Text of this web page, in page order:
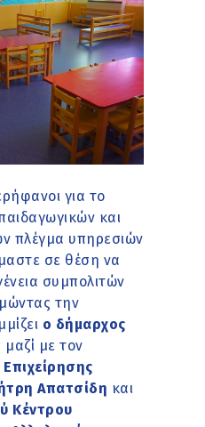
για το
και
πλέγμα υπηρεσιών
σε θέση να
συμπολιτών
την
ο δήμαρχος
με τον
Απατσίδη και
Κέντρου